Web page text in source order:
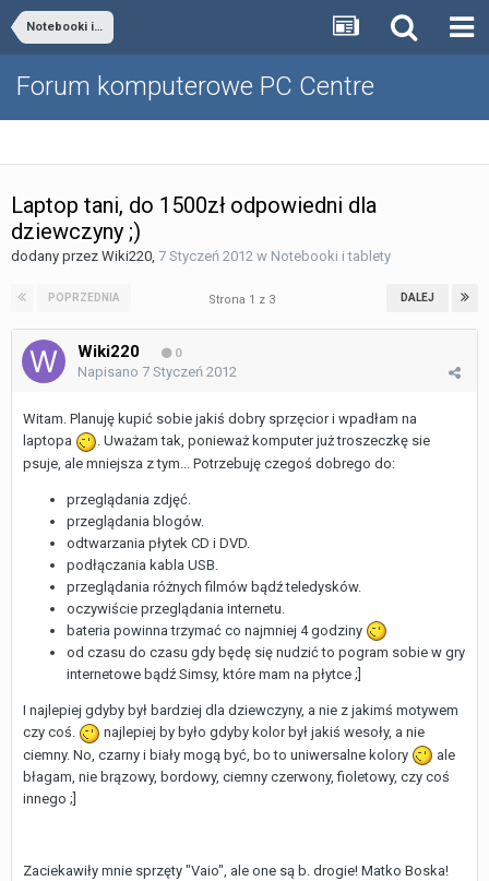
Notebooki i tablety
Forum komputerowe PC Centre
Laptop tani, do 1500zł odpowiedni dla
dziewczyny ;)
dodany przez Wiki220, 7 Styczeń 2012 w Notebooki i tablety
POPRZEDNIA DALEJ
Strona 1 z 3
Wiki220 0
Napisano 7 Styczeń 2012
Witam. Planuję kupić sobie jakiś dobry sprzęcior i wpadłam na
laptopa
. Uważam tak, ponieważ komputer już troszeczkę sie
psuje, ale mniejsza z tym... Potrzebuję czegoś dobrego do:
przeglądania zdjęć.
przeglądania blogów.
odtwarzania płytek CD i DVD.
podłączania kabla USB.
przeglądania różnych filmów bądź teledysków.
oczywiście przeglądania internetu.
bateria powinna trzymać co najmniej 4 godziny
od czasu do czasu gdy będę się nudzić to pogram sobie w gry
internetowe bądź Simsy, które mam na płytce ;]
I najlepiej gdyby był bardziej dla dziewczyny, a nie z jakimś motywem
czy coś.
najlepiej by było gdyby kolor był jakiś wesoły, a nie
ciemny. No, czarny i biały mogą być, bo to uniwersalne kolory
ale
błagam, nie brązowy, bordowy, ciemny czerwony, fioletowy, czy coś
innego ;]
Zaciekawiły mnie sprzęty "Vaio", ale one są b. drogie! Matko Boska!